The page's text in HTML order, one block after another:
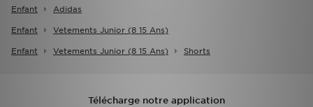
Enfant Adidas
Enfant Vetements Junior (8 15 Ans)
Enfant Vetements Junior (8 15 Ans) Shorts
Télécharge notre application